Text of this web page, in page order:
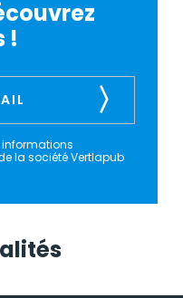
!
informations
la société Vertlapub